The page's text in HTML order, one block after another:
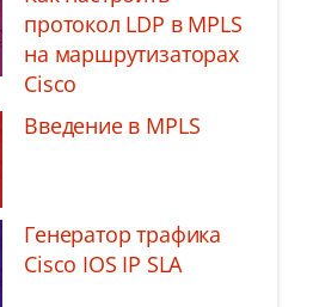
протокол LDP в MPLS
на маршрутизаторах
Cisco
Введение в MPLS
Генератор трафика
Cisco IOS IP SLA